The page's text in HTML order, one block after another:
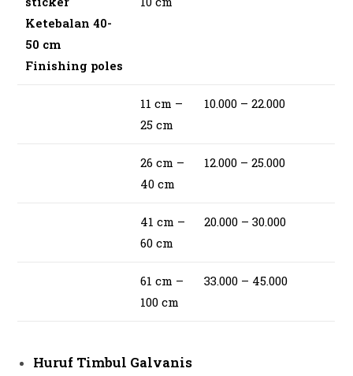
Ketebalan 40-
50 cm
Finishing poles
11 cm –
25 cm
10.000 – 22.000
26 cm –
40 cm
12.000 – 25.000
41 cm –
60 cm
20.000 – 30.000
61 cm –
100 cm
33.000 – 45.000
Huruf Timbul Galvanis